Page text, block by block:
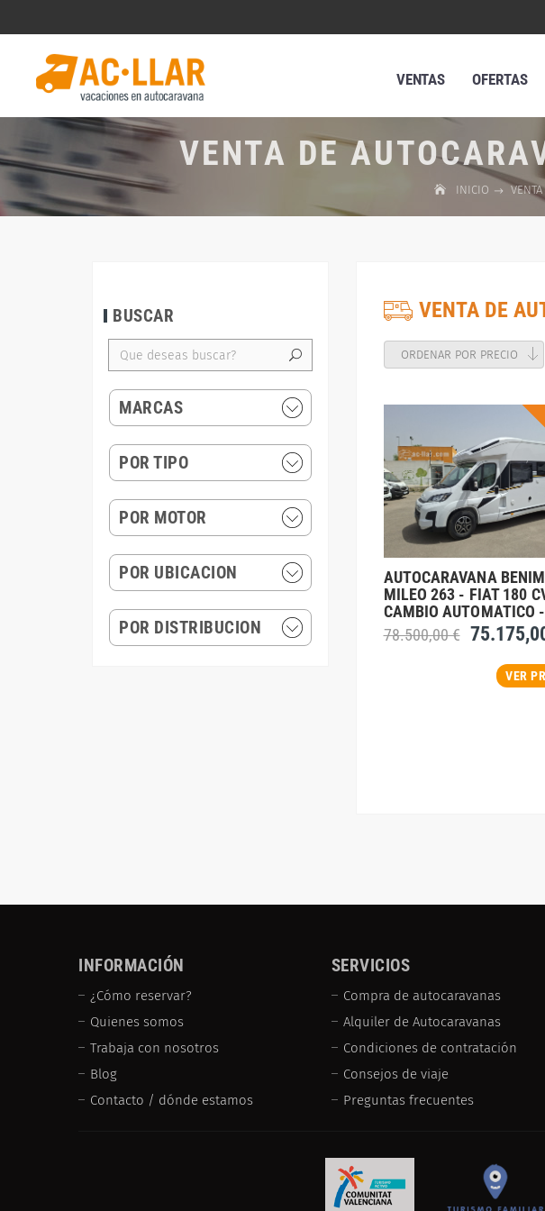
VENTAS OFERTAS
VENTA DE
INICIO
BUSCAR
MARCAS
POR TIPO
POR MOTOR
POR UBICACION
POR DISTRIBUCION
VENTA DE
ORDENAR POR PRECIO
AUTOCARAVANA
MILEO 263 - FIAT 180
CAMBIO AUTOMATICO
78.500,00 €
VER
INFORMACIÓN
¿Cómo reservar?
Quienes somos
Trabaja con nosotros
Blog
Contacto / dónde estamos
SERVICIOS
Compra de autocaravanas
Alquiler de Autocaravanas
Condiciones de contratación
Consejos de viaje
Preguntas frecuentes